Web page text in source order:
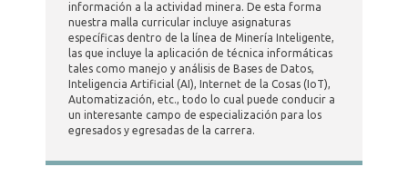
información a la actividad minera. De esta forma
nuestra malla curricular incluye asignaturas
específicas dentro de la línea de Minería Inteligente,
las que incluye la aplicación de técnica informáticas
tales como manejo y análisis de Bases de Datos,
Inteligencia Artificial (AI), Internet de la Cosas (IoT),
Automatización, etc., todo lo cual puede conducir a
un interesante campo de especialización para los
egresados y egresadas de la carrera.